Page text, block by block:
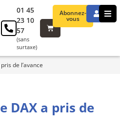
Abonnez-
vous
01 45
23 10
57
(sans
surtaxe)
de l’avance
DAX a pris de